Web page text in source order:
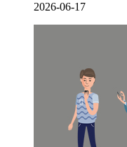
2026-06-17